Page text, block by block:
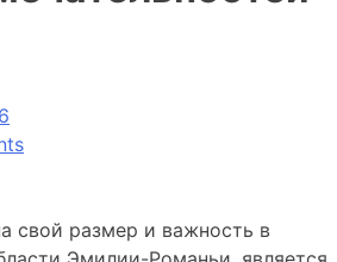
свой размер и важность в